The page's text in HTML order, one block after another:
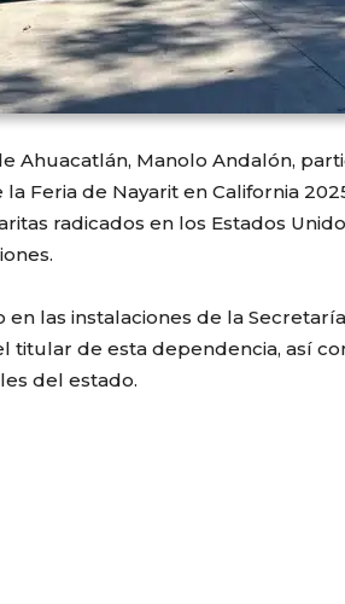
Ahuacatlán, Manolo Andalón,
Feria de Nayarit en California
radicados en los Estados
en las instalaciones de la
titular de esta dependencia, así
del estado.